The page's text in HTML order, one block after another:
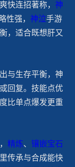
快连招著称， 神
性强， 神泣手游
，适合既想肝又
与生存平衡，神
回复。技能点优
比单点爆发更重
精炼、 镶嵌宝石
传承与合成能快